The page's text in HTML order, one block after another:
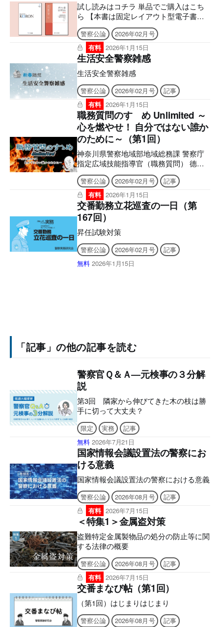
試し読みはコチラ 単品でご購入はこち
ら 【本書は固定レイアウト型電子書籍
のため、7インチ以上の端末でのご利用
を推奨しております。文字のハイライ
ト・検索・辞書・コピー・引用・音声読
み上げなどの機能はご利用いただけませ
ん。ご購入前に、無料サンプル等をお使
いの端末でご確認のうえ、ご購入くださ
い。】 ■電子版のシリアルナンバーの発
行について アプリへの問題のダウンロ
ードには購読者特典のシリアルナンバー
が必要になります。 ご購入後、誌面に
記載の案内をご確認の上、シリアルナン
バー発行のご申請をお願いいたします。
後日、立花書房よりメールでお送りいた
します。 ［シリアルナンバー有効期
限］ アプリ「KEISATSU KORON
PASSPORT」2027年1月9日 まで 警察公
論電子版「KEISATSU KORON図書館」
2026年2月24日 まで ■2026年2月号電子
版の付録について 電子版後半に付録の
誌面を収録しており現物は付属いたしま
せんので、あらかじめご了承ください。
【目次】 アプリとWEBサイトの使い方
新春随想 生活
警察公論
2026年02月号
有料 2026年1月15日
生活安全警察雑感
生活安全警察雑感
警察公論 2026年02月号
記事
有料 2026年1月15日
職務質問のすゝめ Unlimited ～
心を燃やせ！ 自分ではない誰か
のために～（第1回）
神奈川県警察地域部地域総務課 警察庁
指定広域技能指導官（職務質問） 德永
とくなが 裕之ひろゆき はじめに この
度、警察公論に私見を掲載させていただ
くことになりました、広域技能指導官の
德永です。よろしくお願いします。
冒頭から恐縮ですが、読者の皆さん
に、お知らせしなければならないことが
あります。 私は、令和8年3月末をも
って警察庁指定広域技能指導官の身分を
取り消されることになります。 余命
数か月といったところです。 そん
て連合軍最高司令官であったダグラス・
マッカーサーの「老兵は死なず、ただ消
って最大の武器である「職務質問」につ
いて、44年間の警察人生を振り返りなが
ら、皆さんに少しでもプラスになるお話
ができればと思います。
警察公論 2026年02月号
記事
有料 2026年1月15日
交番勤務立花巡査の一日（第
167回）
昇任試験対策
警察公論 2026年02月号
記事
無料 2026年1月15日
「記事」の他の記事を読む
警察官Ｑ＆Ａ―元検事の３分解
説
第3回 隣家から伸びてきた木の枝は勝
手に切って大丈夫？
限定 実務
記事
無料 2026年7月21日
国家情報会議設置法の警察にお
ける意義
国家情報会議設置法の警察における意義
警察公論 2026年08月号
記事
有料 2026年7月15日
＜特集1＞金属盗対策
盗難特定金属製物品の処分の防止等に関
する法律の概要
警察公論 2026年08月号
記事
有料 2026年7月15日
交番まなび帖（第1回）
（第1回）はじまりはじまり
警察公論 2026年08月号 記事